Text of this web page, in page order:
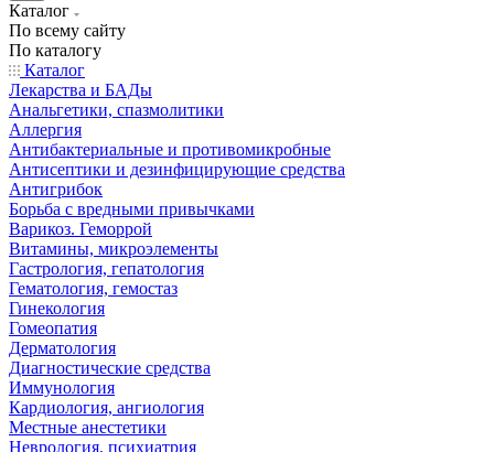
Каталог
По всему сайту
По каталогу
Каталог
Лекарства и БАДы
Анальгетики, спазмолитики
Аллергия
Антибактериальные и противомикробные
Антисептики и дезинфицирующие средства
Антигрибок
Борьба с вредными привычками
Варикоз. Геморрой
Витамины, микроэлементы
Гастрология, гепатология
Гематология, гемостаз
Гинекология
Гомеопатия
Дерматология
Диагностические средства
Иммунология
Кардиология, ангиология
Местные анестетики
Неврология, психиатрия